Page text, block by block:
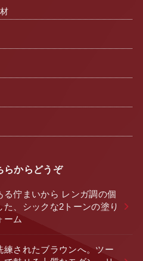
らからどうぞ
る佇まいから レンガ調の個
た、シックな2トーンの塗り
ーム
練されたブラウンへ。ツー